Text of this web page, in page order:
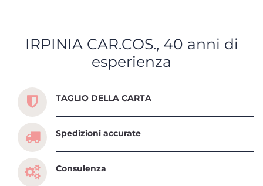
IRPINIA CAR.COS., 40 anni di
esperienza
Scopri tutti i servizi che ti abbiamo dedicato
TAGLIO DELLA CARTA
Spedizioni accurate
Consulenza